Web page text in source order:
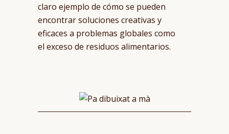
claro ejemplo de cómo se pueden
encontrar soluciones creativas y
eficaces a problemas globales como
el exceso de residuos alimentarios.